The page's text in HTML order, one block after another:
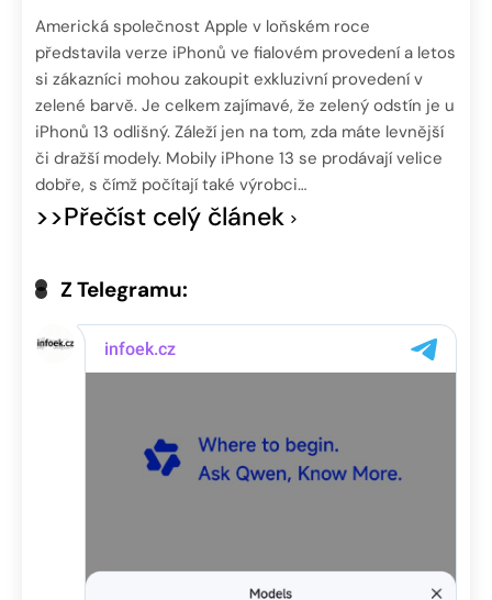
Americká společnost Apple v loňském roce
představila verze iPhonů ve fialovém provedení a letos
si zákazníci mohou zakoupit exkluzivní provedení v
zelené barvě. Je celkem zajímavé, že zelený odstín je u
iPhonů 13 odlišný. Záleží jen na tom, zda máte levnější
či dražší modely. Mobily iPhone 13 se prodávají velice
dobře, s čímž počítají také výrobci…
>>Přečíst celý článek
Z Telegramu: